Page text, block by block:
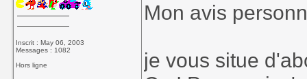
Inscrit : May 06, 2003
Messages : 1082
Hors ligne
Mon avis
je vous situe